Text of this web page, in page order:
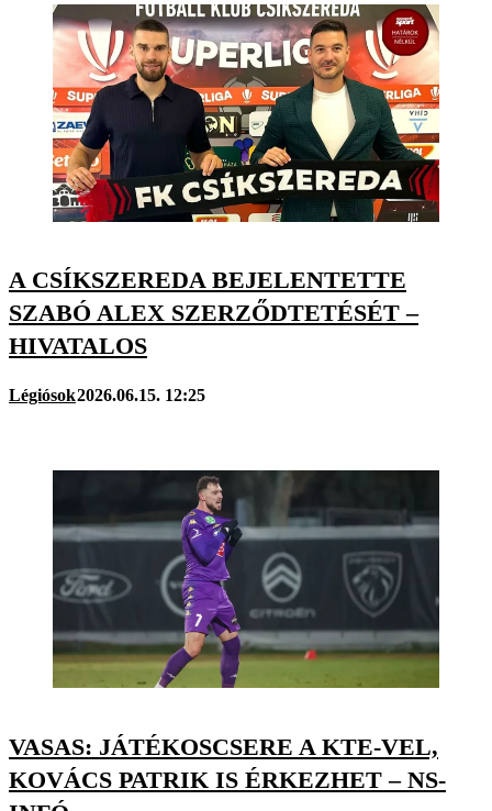
A CSÍKSZEREDA BEJELENTETTE
SZABÓ ALEX SZERZŐDTETÉSÉT –
HIVATALOS
Légiósok2026.06.15. 12:25
VASAS: JÁTÉKOSCSERE A KTE-VEL,
KOVÁCS PATRIK IS ÉRKEZHET – NS-